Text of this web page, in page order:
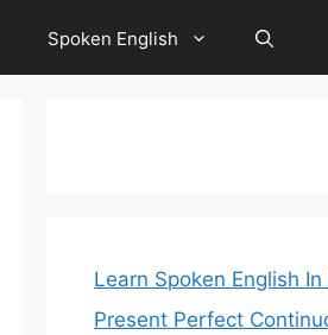
Spoken English
Learn Spoken English
Present Perfect